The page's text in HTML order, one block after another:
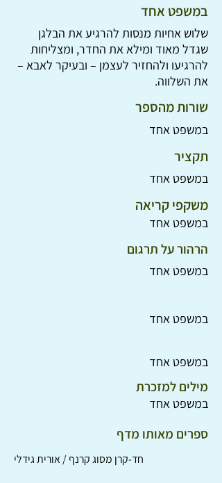
במשפט אחד
שלוש אחיות מנסות להרגיע את הבלגן
שגדל מאוד ומילא את החדר, ומצליחות
להרגיעו ולהחזיר לעצמן – ובעיקר לאבא –
את השלווה.
שורות מהספר
במשפט אחד
תקציר
במשפט אחד
משקפי קריאה
במשפט אחד
הרהור על תרגום
במשפט אחד
במשפט אחד
במשפט אחד
מילים למזכרת
במשפט אחד
ספרים מאותו מדף
חד-קרן מסוג קרנף / אורית גידלי